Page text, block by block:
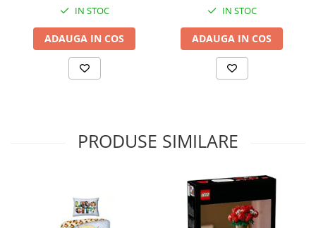
IN STOC
ADAUGA IN COS
IN STOC
ADAUGA IN COS
PRODUSE SIMILARE